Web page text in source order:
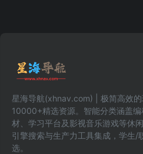
星海导航(xhnav.com) | 极简高效
10000+精选资源。智能分类涵盖
材、学习平台及影视音乐游戏等休
引擎搜索与生产力工具集成，学生/
选。